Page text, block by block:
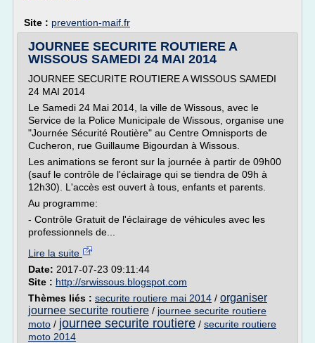
Site : prevention-maif.fr
JOURNEE SECURITE ROUTIERE A
WISSOUS SAMEDI 24 MAI 2014
JOURNEE SECURITE ROUTIERE A WISSOUS SAMEDI
24 MAI 2014
Le Samedi 24 Mai 2014, la ville de Wissous, avec le
Service de la Police Municipale de Wissous, organise une
"Journée Sécurité Routière" au Centre Omnisports de
Cucheron, rue Guillaume Bigourdan à Wissous.
Les animations se feront sur la journée à partir de 09h00
(sauf le contrôle de l'éclairage qui se tiendra de 09h à
12h30). L'accès est ouvert à tous, enfants et parents.
Au programme:
- Contrôle Gratuit de l'éclairage de véhicules avec les
professionnels de...
Lire la suite
Date: 2017-07-23 09:11:44
Site : http://srwissous.blogspot.com
Thèmes liés : securite routiere mai 2014 / organiser
journee securite routiere / journee securite routiere
moto / journee securite routiere / securite routiere
moto 2014